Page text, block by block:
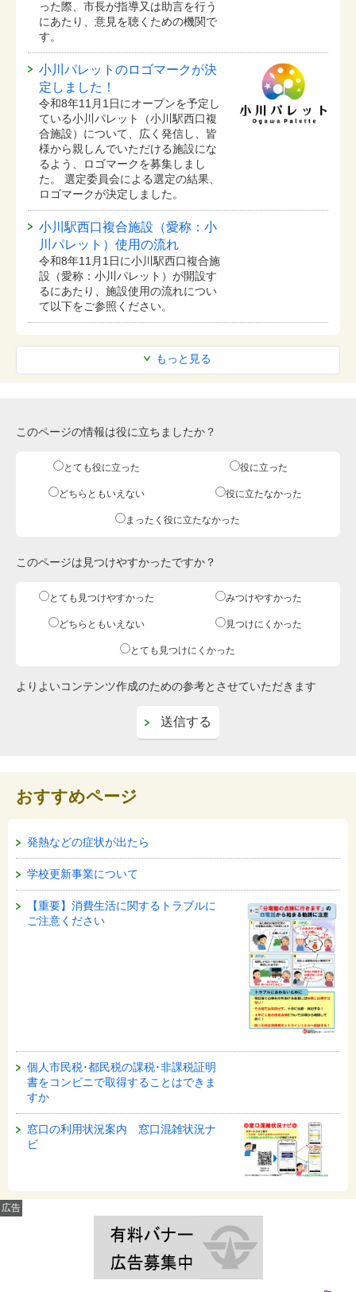
もっと見る
った際、市長が指導又は助言を行う
にあたり、意見を聴くための機関で
す。
小川パレットのロゴマークが決
定しました！
令和8年11月1日にオープンを予定し
ている⼩川パレット（小川駅西口複
合施設）について、広く発信し、皆
様から親しんでいただける施設にな
るよう、ロゴマークを募集しまし
た。 選定委員会による選定の結果、
ロゴマークが決定しました。
小川駅西口複合施設（愛称：小
川パレット）使用の流れ
令和8年11月1日に小川駅西口複合施
設（愛称：小川パレット）が開設す
るにあたり、施設使用の流れについ
て以下をご参照ください。
このページの情報は役に立ちましたか？
とても役に立った 役に立った
どちらともいえない 役に立たなかった
まったく役に立たなかった
このページは見つけやすかったですか？
とても見つけやすかった みつけやすかった
どちらともいえない 見つけにくかった
とても見つけにくかった
よりよいコンテンツ作成のための参考とさせていただきます
おすすめページ
発熱などの症状が出たら
学校更新事業について
【重要】消費生活に関するトラブルに
ご注意ください
個人市民税･都民税の課税･非課税証明
書をコンビニで取得することはできま
すか
窓口の利用状況案内 窓口混雑状況ナ
ビ
広告